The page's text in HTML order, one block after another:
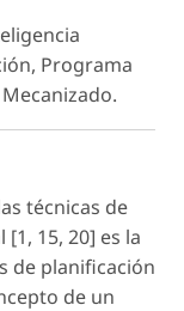
Programa
técnicas de
15, 20] es la
de planificación
de un